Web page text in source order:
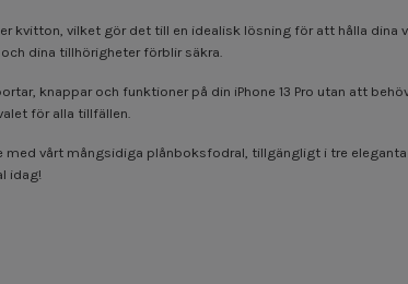
kvitton, vilket gör det till en idealisk lösning för att hålla
dina tillhörigheter förblir säkra.
knappar och funktioner på din iPhone 13 Pro utan att
för alla tillfällen.
med vårt mångsidiga plånboksfodral, tillgängligt i tre
idag!